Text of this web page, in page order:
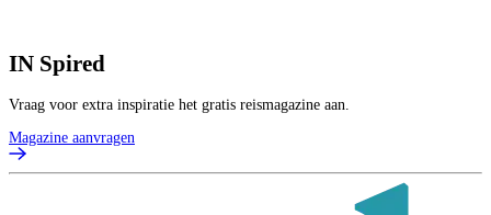
IN Spired
Vraag voor extra inspiratie het gratis reismagazine aan.
Magazine aanvragen